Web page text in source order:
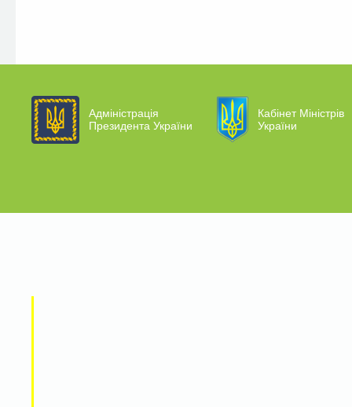
Адміністрація
Президента України
Кабінет Міністрів
України